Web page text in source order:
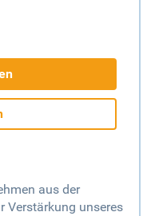
aus der
Verstärkung unseres